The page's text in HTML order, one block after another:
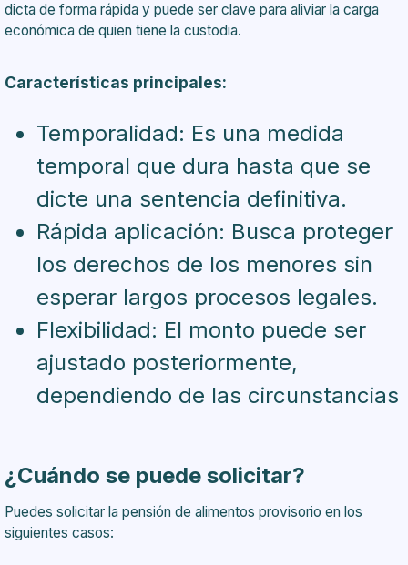
dicta de forma rápida y puede ser clave para aliviar la carga
económica de quien tiene la custodia.
Características principales:
Temporalidad: Es una medida
temporal que dura hasta que se
dicte una sentencia definitiva.
Rápida aplicación: Busca proteger
los derechos de los menores sin
esperar largos procesos legales.
Flexibilidad: El monto puede ser
ajustado posteriormente,
dependiendo de las circunstancias
¿Cuándo se puede solicitar?
Puedes solicitar la pensión de alimentos provisorio en los
siguientes casos: